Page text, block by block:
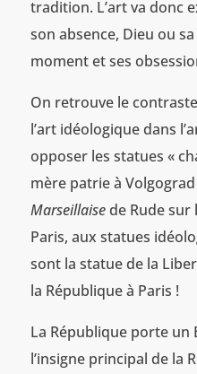
tradition. L’art va donc
son absence, Dieu ou
moment et ses
On retrouve le
l’art idéologique dans
opposer les statues «
mère patrie à
Marseillaisede Rude sur
Paris, aux statues
sont la statue de la
la République à Paris !
La République porte
l’insigne principal de la